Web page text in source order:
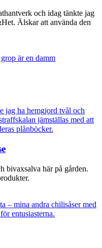
och idag tänkte jag
Älskar att använda den
är en damm
bivaxsalva här på gården.